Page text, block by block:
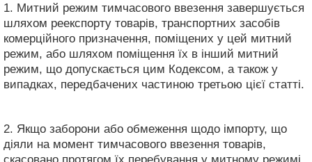
1. Митний режим тимчасового ввезення завершується
шляхом реекспорту товарів, транспортних засобів
комерційного призначення, поміщених у цей митний
режим, або шляхом поміщення їх в інший митний
режим, що допускається цим Кодексом, а також у
випадках, передбачених частиною третьою цієї статті.
2. Якщо заборони або обмеження щодо імпорту, що
діяли на момент тимчасового ввезення товарів,
скасовано протягом їх перебування у митному режимі